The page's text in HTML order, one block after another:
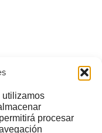
utilizamos
procesar